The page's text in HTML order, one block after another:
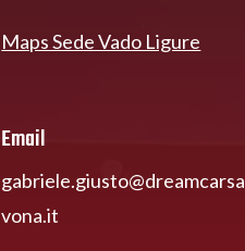
Maps Sede Vado Ligure
Email
gabriele.giusto@dreamcarsa
vona.it